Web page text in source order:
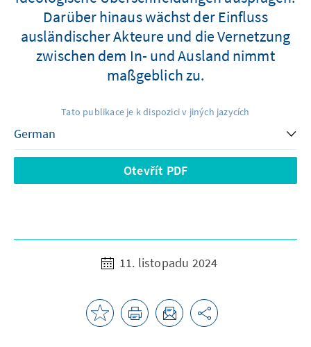
Darüber hinaus wächst der Einfluss
ausländischer Akteure und die Vernetzung
zwischen dem In- und Ausland nimmt
maßgeblich zu.
Tato publikace je k dispozici v jiných jazycích
Otevřít PDF
11. listopadu 2024